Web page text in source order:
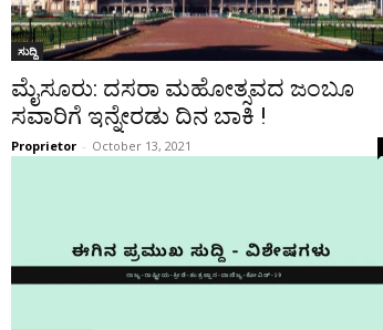
ಸುದ್ದಿ
ಮೈಸೂರು: ದಸರಾ ಮಹೋತ್ಸವದ ಜಂಬೂ
ಸವಾರಿಗೆ ಇನ್ನೇರಡು ದಿನ ಬಾಕಿ !
Proprietor - October 13, 2021